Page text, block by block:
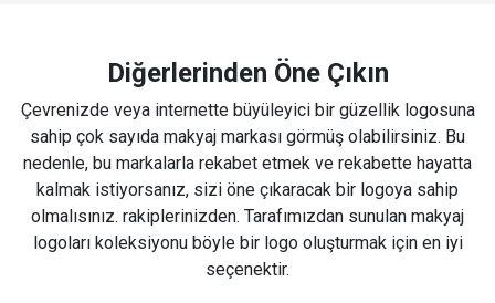
Diğerlerinden Öne Çıkın
Çevrenizde veya internette büyüleyici bir güzellik logosuna
sahip çok sayıda makyaj markası görmüş olabilirsiniz. Bu
nedenle, bu markalarla rekabet etmek ve rekabette hayatta
kalmak istiyorsanız, sizi öne çıkaracak bir logoya sahip
olmalısınız. rakiplerinizden. Tarafımızdan sunulan makyaj
logoları koleksiyonu böyle bir logo oluşturmak için en iyi
seçenektir.